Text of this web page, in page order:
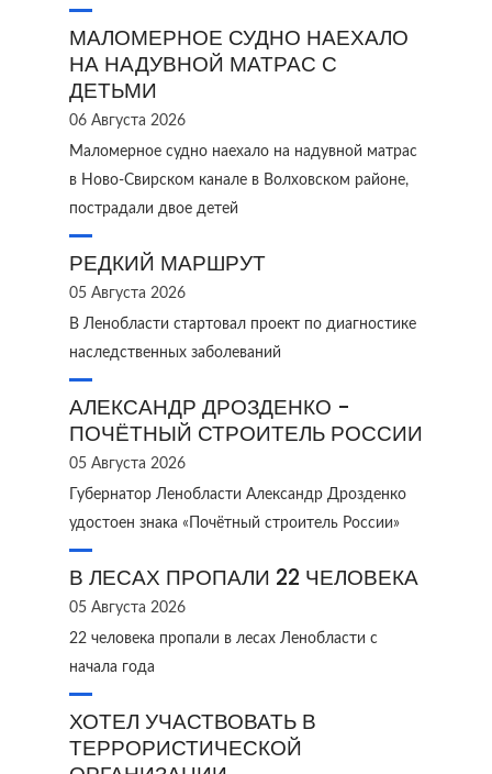
МАЛОМЕРНОЕ СУДНО НАЕХАЛО
НА НАДУВНОЙ МАТРАС С
ДЕТЬМИ
06 Августа 2026
Маломерное судно наехало на надувной матрас
в Ново‑Свирском канале в Волховском районе,
пострадали двое детей
РЕДКИЙ МАРШРУТ
05 Августа 2026
В Ленобласти стартовал проект по диагностике
наследственных заболеваний
АЛЕКСАНДР ДРОЗДЕНКО -
ПОЧЁТНЫЙ СТРОИТЕЛЬ РОССИИ
05 Августа 2026
Губернатор Ленобласти Александр Дрозденко
удостоен знака «Почётный строитель России»
В ЛЕСАХ ПРОПАЛИ 22 ЧЕЛОВЕКА
05 Августа 2026
22 человека пропали в лесах Ленобласти с
начала года
ХОТЕЛ УЧАСТВОВАТЬ В
ТЕРРОРИСТИЧЕСКОЙ